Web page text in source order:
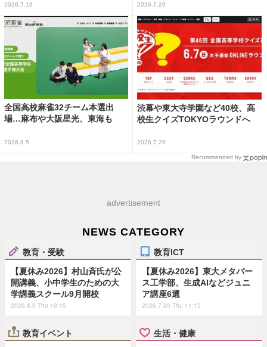
2026.7.16 2026.7.29
全国高校麻雀32チーム本選出
場…麻布や大阪星光、東海も
2026.8.5
渋幕や東大寺学園など40校、高
校生クイズTOKYOラウンドへ
2026.7.29
Recommended by
advertisement
NEWS CATEGORY
教育・受験
【夏休み2026】村山斉氏が公
開講義、小中学生のための大
学講義スクール9月開校
2026.8.6 Thu 19:15
教育ICT
【夏休み2026】東大メタバー
ス工学部、生成AIなどジュニ
ア講座6選
2026.7.30 Thu 11:15
教育イベント 生活・健康